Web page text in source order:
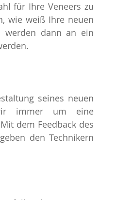
für Ihre Veneers zu
wie weiß Ihre neuen
werden dann an ein
seines neuen
immer um eine
dem Feedback des
den Technikern